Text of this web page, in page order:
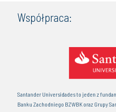
Współpraca:
Santander Universidades to jeden z
Banku Zachodniego BZWBK oraz Grupy